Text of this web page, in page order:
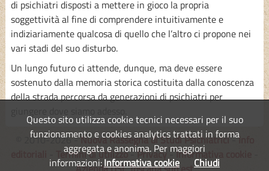
di psichiatri disposti a mettere in gioco la propria
soggettività al fine di comprendere intuitivamente e
indiziariamente qualcosa di quello che l’altro ci propone nei
vari stadi del suo disturbo.
Un lungo futuro ci attende, dunque, ma deve essere
sostenuto dalla memoria storica costituita dalla conoscenza
della strada percorsa da generazioni di psichiatri per
© 2010-2026 -Nuova Rassegna di Studi Psichiatrici-Info
Termini di utilizzo-Privacy -Informativa cookie
Questo sito utilizza cookie tecnici necessari per il suo
funzionamento e cookies analytics trattati in forma
aggregata e anonima. Per maggiori
informazioni:Informativa cookie Chiudi